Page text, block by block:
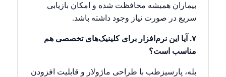
بیماران همیشه محافظت شده و امکان بازیابی
سریع در صورت نیاز وجود داشته باشد.
۷. آیا این نرم‌افزار برای کلینیک‌های تخصصی هم
مناسب است؟
بله، پارسیزطب با طراحی ماژولار و قابلیت افزودن